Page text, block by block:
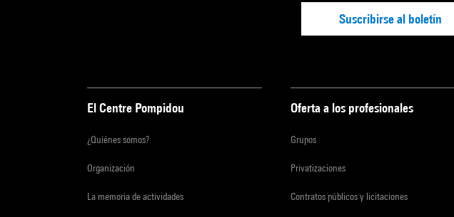
Suscribirse al boletín
El Centre Pompidou
¿Quiénes somos?
Organización
La memoria de actividades
Oferta a los profesionales
Grupos
Privatizaciones
Contratos públicos y licitaciones